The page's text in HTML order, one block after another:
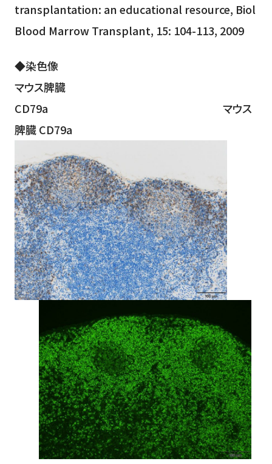
transplantation: an educational resource, Biol
Blood Marrow Transplant, 15: 104-113, 2009
◆染色像
マウス脾臓
CD79a マウス
脾臓 CD79a